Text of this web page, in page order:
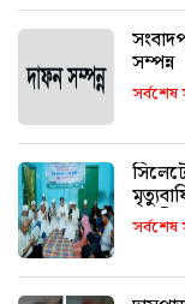
সম্পন্ন
সর্বশেষ
সর্বশেষ